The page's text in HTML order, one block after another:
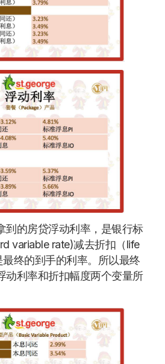
到的房贷浮动利率，是银行标
variable rate)减去折扣（life
终的到手的利率。所以最终
动利率和折扣幅度两个变量所